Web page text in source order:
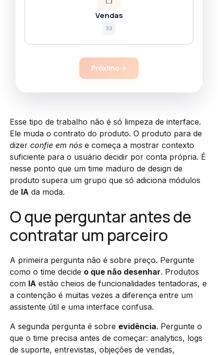
Vendas
33
Próximo
Esse tipo de trabalho não é só limpeza de interface.
Ele muda o contrato do produto. O produto para de
dizer confie em nós e começa a mostrar contexto
suficiente para o usuário decidir por conta própria. É
nesse ponto que um time maduro de design de
produto supera um grupo que só adiciona módulos
de IA da moda.
O que perguntar antes de
contratar um parceiro
A primeira pergunta não é sobre preço. Pergunte
como o time decide o que não desenhar. Produtos
com IA estão cheios de funcionalidades tentadoras, e
a contenção é muitas vezes a diferença entre um
assistente útil e uma interface confusa.
A segunda pergunta é sobre evidência. Pergunte o
que o time precisa antes de começar: analytics, logs
de suporte, entrevistas, objeções de vendas,